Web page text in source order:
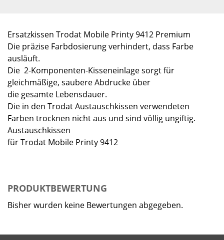
Ersatzkissen Trodat Mobile Printy 9412 Premium
Die präzise Farbdosierung verhindert, dass Farbe
ausläuft.
Die 2-Komponenten-Kisseneinlage sorgt für
gleichmäßige, saubere Abdrucke über
die gesamte Lebensdauer.
Die in den Trodat Austauschkissen verwendeten
Farben trocknen nicht aus und sind völlig ungiftig.
Austauschkissen
für Trodat Mobile Printy 9412
PRODUKTBEWERTUNG
Bisher wurden keine Bewertungen abgegeben.